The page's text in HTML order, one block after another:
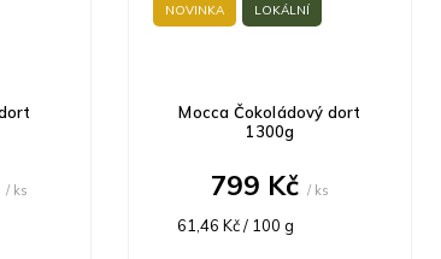
/ ks
NOVINKA LOKÁLNÍ
Mocca Čokoládový dort
1300g
799 Kč/ ks
Měrná
61,46 Kč / 100 g